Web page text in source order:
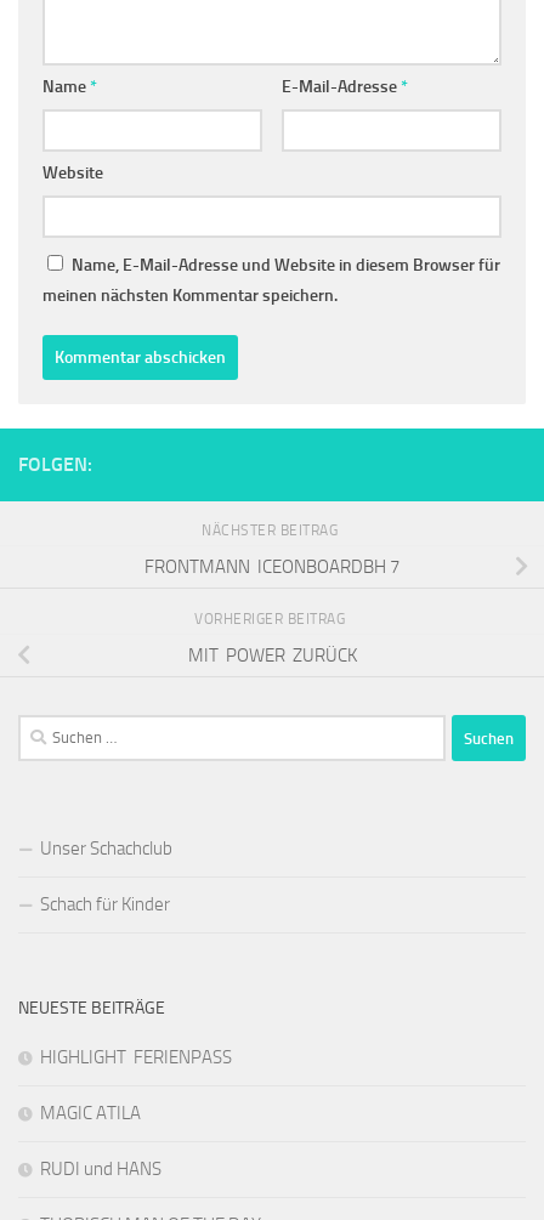
Name* E-Mail-Adresse*
Website
Name, E-Mail-Adresse und Website in diesem Browser für
meinen nächsten Kommentar speichern.
FOLGEN:
NÄCHSTER BEITRAG
FRONTMANN ICEONBOARDBH 7
VORHERIGER BEITRAG
MIT POWER ZURÜCK
Suchen
nach:
Unser Schachclub
Schach für Kinder
NEUESTE BEITRÄGE
HIGHLIGHT FERIENPASS
MAGIC ATILA
RUDI und HANS